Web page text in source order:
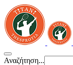
Αναζήτηση...